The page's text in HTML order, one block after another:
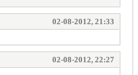
02-08-2012, 21:33
02-08-2012, 22:27